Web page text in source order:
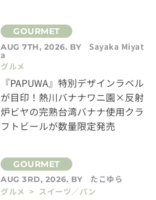
AUG 7TH, 2026. BY Sayaka Miyat
a
グルメ
『PAPUWA』特別デザインラベル
が目印！熱川バナナワニ園×反射
炉ビヤの完熟台湾バナナ使用クラ
フトビールが数量限定発売
AUG 3RD, 2026. BY
たこゆら
グルメ > スイーツ／パン